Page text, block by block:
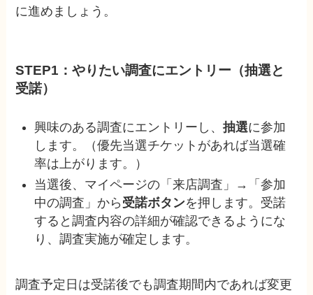
に進めましょう。
STEP1：やりたい調査にエントリー（抽選と
受諾）
興味のある調査にエントリーし、抽選に参加
します。（優先当選チケットがあれば当選確
率は上がります。）
当選後、マイページの「来店調査」→「参加
中の調査」から 受諾ボタンを押します。受諾
すると調査内容の詳細が確認できるようにな
り、調査実施が確定します。
調査予定日は受諾後でも調査期間内であれば変更